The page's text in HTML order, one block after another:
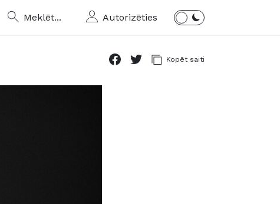
Meklēt... Autorizēties
Kopēt saiti